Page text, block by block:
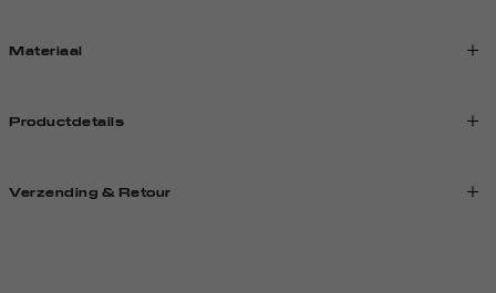
Materiaal
Productdetails
Verzending & Retour